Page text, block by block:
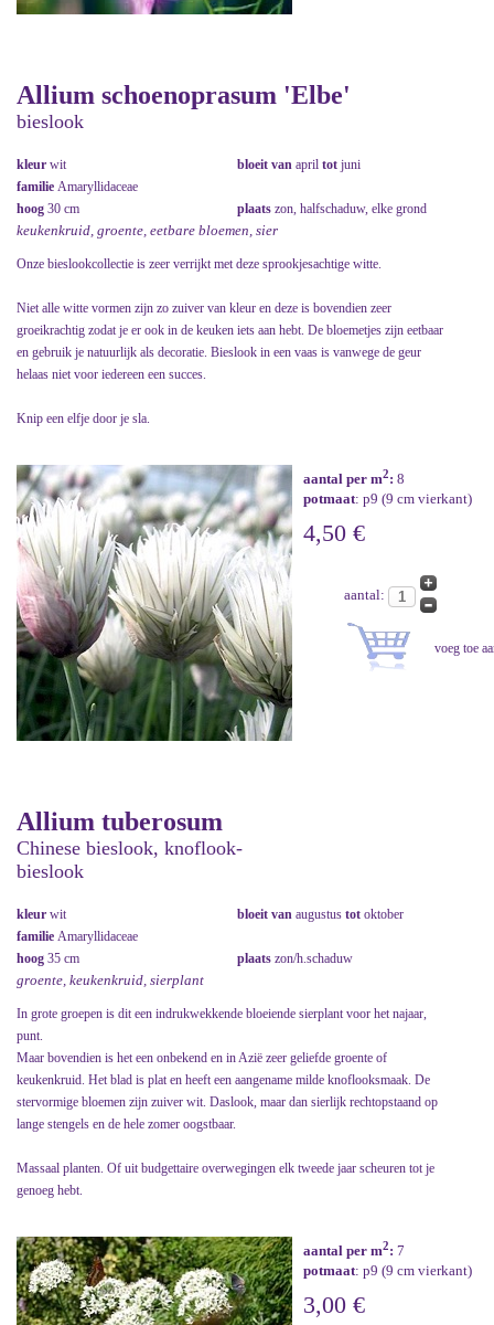
Allium schoenoprasum 'Elbe'
bieslook
kleur wit bloeit van april tot juni
familie Amaryllidaceae
hoog 30 cm plaats zon, halfschaduw, elke grond
keukenkruid, groente, eetbare bloemen, sier
Onze bieslookcollectie is zeer verrijkt met deze sprookjesachtige witte.
Niet alle witte vormen zijn zo zuiver van kleur en deze is bovendien zeer
groeikrachtig zodat je er ook in de keuken iets aan hebt. De bloemetjes zijn eetbaar
en gebruik je natuurlijk als decoratie. Bieslook in een vaas is vanwege de geur
helaas niet voor iedereen een succes.
Knip een elfje door je sla.
aantal per m2: 8
potmaat: p9 (9 cm vierkant)
4,50 €
aantal:
Allium tuberosum
Chinese bieslook, knoflook-
bieslook
kleur wit bloeit van augustus tot oktober
familie Amaryllidaceae
hoog 35 cm plaats zon/h.schaduw
groente, keukenkruid, sierplant
In grote groepen is dit een indrukwekkende bloeiende sierplant voor het najaar,
punt.
Maar bovendien is het een onbekend en in Azië zeer geliefde groente of
keukenkruid. Het blad is plat en heeft een aangename milde knoflooksmaak. De
stervormige bloemen zijn zuiver wit. Daslook, maar dan sierlijk rechtopstaand op
lange stengels en de hele zomer oogstbaar.
Massaal planten. Of uit budgettaire overwegingen elk tweede jaar scheuren tot je
genoeg hebt.
aantal per m2: 7
potmaat: p9 (9 cm vierkant)
3,00 €